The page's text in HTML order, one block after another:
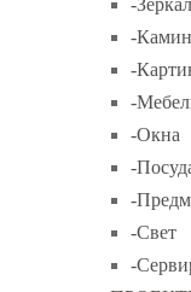
-
-
-
-
-Окна
-
-
-Свет
-